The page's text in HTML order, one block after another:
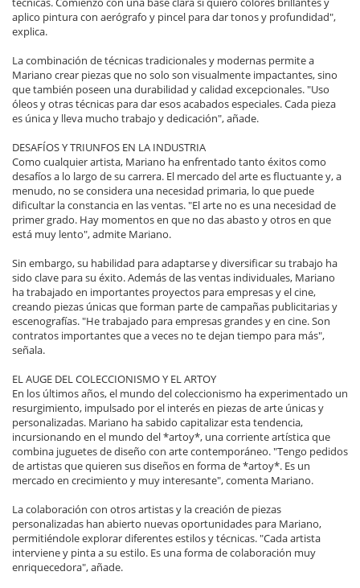
aplico pintura con aerógrafo y pincel para dar tonos y profundidad",
explica.
La combinación de técnicas tradicionales y modernas permite a
Mariano crear piezas que no solo son visualmente impactantes, sino
que también poseen una durabilidad y calidad excepcionales. "Uso
óleos y otras técnicas para dar esos acabados especiales. Cada pieza
es única y lleva mucho trabajo y dedicación", añade.
DESAFÍOS Y TRIUNFOS EN LA INDUSTRIA
Como cualquier artista, Mariano ha enfrentado tanto éxitos como
desafíos a lo largo de su carrera. El mercado del arte es fluctuante y, a
menudo, no se considera una necesidad primaria, lo que puede
dificultar la constancia en las ventas. "El arte no es una necesidad de
primer grado. Hay momentos en que no das abasto y otros en que
está muy lento", admite Mariano.
Sin embargo, su habilidad para adaptarse y diversificar su trabajo ha
sido clave para su éxito. Además de las ventas individuales, Mariano
ha trabajado en importantes proyectos para empresas y el cine,
creando piezas únicas que forman parte de campañas publicitarias y
escenografías. "He trabajado para empresas grandes y en cine. Son
contratos importantes que a veces no te dejan tiempo para más",
señala.
EL AUGE DEL COLECCIONISMO Y EL ARTOY
En los últimos años, el mundo del coleccionismo ha experimentado un
resurgimiento, impulsado por el interés en piezas de arte únicas y
personalizadas. Mariano ha sabido capitalizar esta tendencia,
incursionando en el mundo del *artoy*, una corriente artística que
combina juguetes de diseño con arte contemporáneo. "Tengo pedidos
de artistas que quieren sus diseños en forma de *artoy*. Es un
mercado en crecimiento y muy interesante", comenta Mariano.
La colaboración con otros artistas y la creación de piezas
personalizadas han abierto nuevas oportunidades para Mariano,
permitiéndole explorar diferentes estilos y técnicas. "Cada artista
interviene y pinta a su estilo. Es una forma de colaboración muy
enriquecedora", añade.